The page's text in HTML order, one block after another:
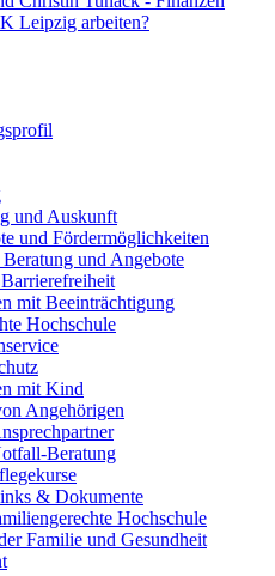
Leipzig arbeiten?
und Auskunft
und Fördermöglichkeiten
und Angebote
mit Beeinträchtigung
Hochschule
mit Kind
Angehörigen
Beratung
& Dokumente
Hochschule
Familie und Gesundheit